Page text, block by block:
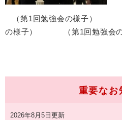
（第1回勉強会の様子
の様子） （第1回勉強会の
重要なお
2026年8月5日更新